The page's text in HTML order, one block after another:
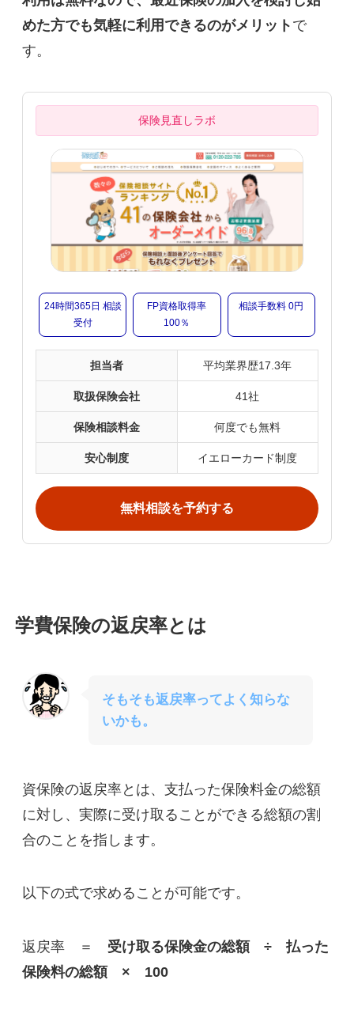
めた方でも気軽に利用できるのがメリット で
す。
保険見直しラボ
24時間365日 相談
受付
FP資格取得率
100％
相談手数料 0円
担当者 平均業界歴17.3年
取扱保険会社 41社
保険相談料金 何度でも無料
安心制度 イエローカード制度
無料相談を予約する
学費保険の返戻率とは
そもそも返戻率ってよく知らな
いかも。
資保険の返戻率とは、支払った保険料金の総額
に対し、実際に受け取ることができる総額の割
合のことを指します。
以下の式で求めることが可能です。
返戻率＝ 受け取る保険金の総額 ÷
払った
保険料の総額
× 100